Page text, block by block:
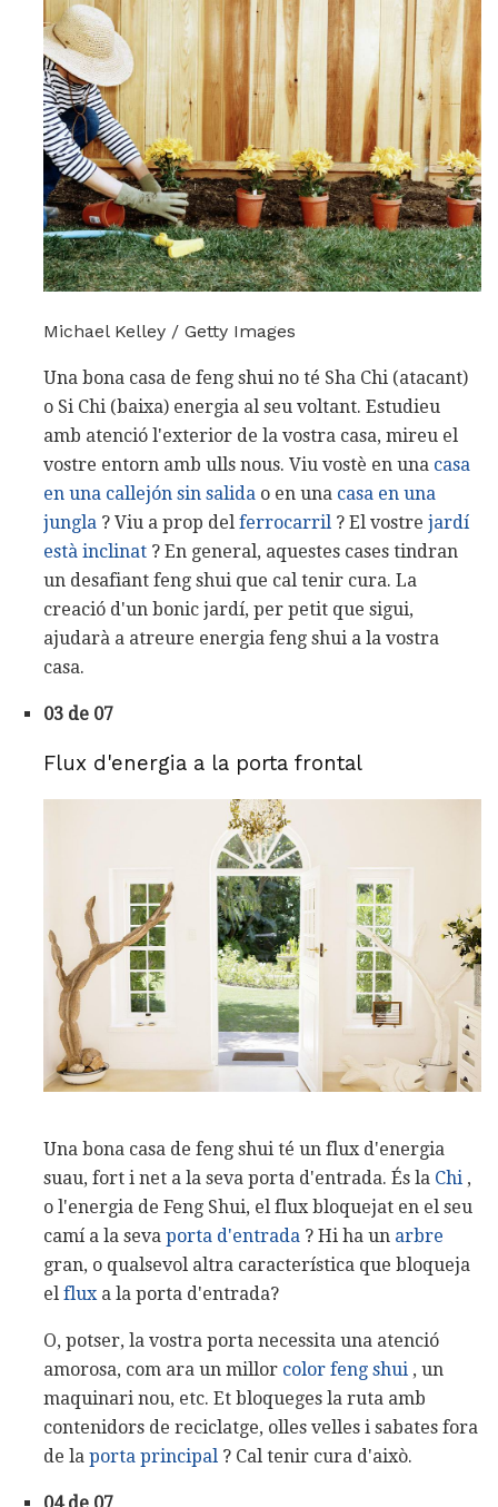
Michael Kelley / Getty Images
Una bona casa de feng shui no té Sha Chi (atacant)
o Si Chi (baixa) energia al seu voltant. Estudieu
amb atenció l'exterior de la vostra casa, mireu el
vostre entorn amb ulls nous. Viu vostè en una casa
en una callejón sin salida o en una casa en una
jungla ? Viu a prop del ferrocarril ? El vostre jardí
està inclinat ? En general, aquestes cases tindran
un desafiant feng shui que cal tenir cura. La
creació d'un bonic jardí, per petit que sigui,
ajudarà a atreure energia feng shui a la vostra
casa.
03 de 07
Flux d'energia a la porta frontal
Una bona casa de feng shui té un flux d'energia
suau, fort i net a la seva porta d'entrada. És la Chi ,
o l'energia de Feng Shui, el flux bloquejat en el seu
camí a la seva porta d'entrada ? Hi ha un arbre
gran, o qualsevol altra característica que bloqueja
el fluxa la porta d'entrada?
O, potser, la vostra porta necessita una atenció
amorosa, com ara un millor color feng shui , un
maquinari nou, etc. Et bloqueges la ruta amb
contenidors de reciclatge, olles velles i sabates fora
de la porta principal ? Cal tenir cura d'això.